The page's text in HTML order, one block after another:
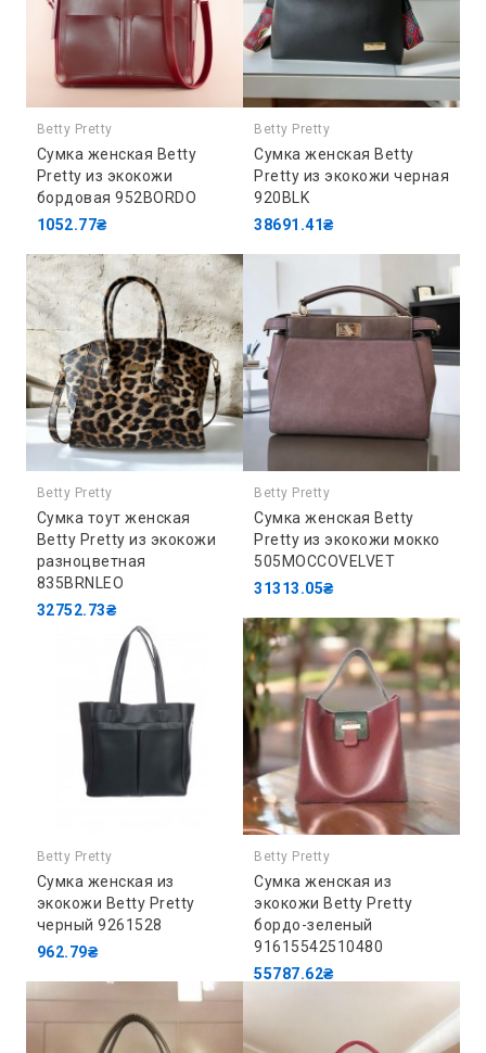
Betty Pretty
Сумка женская Betty
Pretty из экокожи
бордовая 952BORDO
1052.77₴
Betty Pretty
Сумка женская Betty
Pretty из экокожи черная
920BLK
38691.41₴
Betty Pretty
Сумка тоут женская
Betty Pretty из экокожи
разноцветная
835BRNLEO
32752.73₴
Betty Pretty
Сумка женская Betty
Pretty из экокожи мокко
505MOCCOVELVET
31313.05₴
Betty Pretty
Сумка женская из
экокожи Betty Pretty
черный 9261528
962.79₴
Betty Pretty
Сумка женская из
экокожи Betty Pretty
бордо-зеленый
91615542510480
55787.62₴